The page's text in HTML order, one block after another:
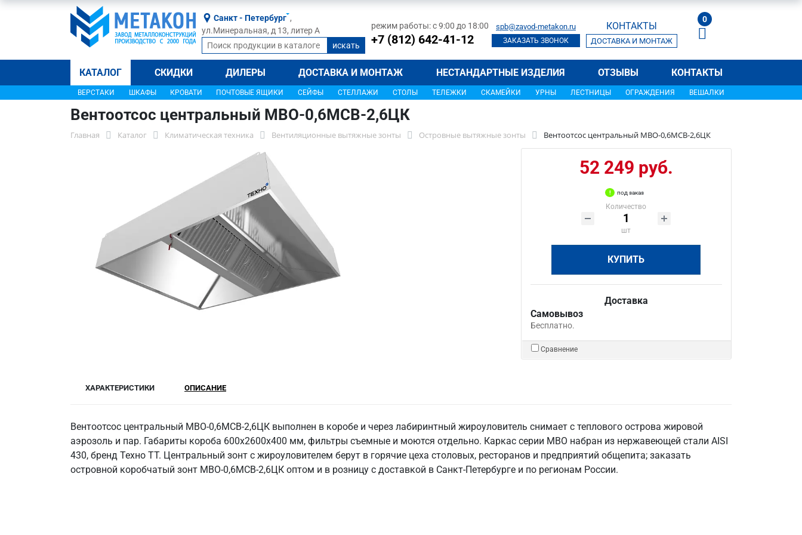
Санкт - Петербург ,
ул.Минеральная, д 13, литер А
режим работы: с 9:00 до 18:00
+7 (812) 642-41-12
spb@zavod-metakon.ru
ЗАКАЗАТЬ ЗВОНОК
КОНТАКТЫ
ДОСТАВКА И МОНТАЖ
0
КАТАЛОГ СКИДКИ ДИЛЕРЫ ДОСТАВКА И МОНТАЖ НЕСТАНДАРТНЫЕ ИЗДЕЛИЯ ОТЗЫВЫ КОНТАКТЫ
ВЕРСТАКИ ШКАФЫ КРОВАТИ ПОЧТОВЫЕ ЯЩИКИ СЕЙФЫ СТЕЛЛАЖИ СТОЛЫ ТЕЛЕЖКИ СКАМЕЙКИ УРНЫ ЛЕСТНИЦЫ ОГРАЖДЕНИЯ ВЕШАЛКИ
Вентоотсос центральный МВО-0,6МСВ-2,6ЦК
Главная Каталог Климатическая техника Вентиляционные вытяжные зонты Островные вытяжные зонты Вентоотсос центральный МВО-0,6МСВ-2,6ЦК
52 249 руб.
под заказ
Количество
шт
КУПИТЬ
Доставка
Самовывоз
Бесплатно.
Сравнение
ХАРАКТЕРИСТИКИ ОПИСАНИЕ
Вентоотсос центральный МВО-0,6МСВ-2,6ЦК выполнен в коробе и через лабиринтный жироуловитель снимает с теплового острова жировой
аэрозоль и пар. Габариты короба 600х2600х400 мм, фильтры съемные и моются отдельно. Каркас серии МВО набран из нержавеющей стали AISI
430, бренд Техно ТТ. Центральный зонт с жироуловителем берут в горячие цеха столовых, ресторанов и предприятий общепита; заказать
островной коробчатый зонт МВО-0,6МСВ-2,6ЦК оптом и в розницу с доставкой в Санкт‑Петербурге и по регионам России.